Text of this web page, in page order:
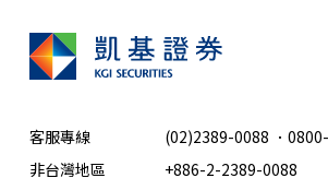
客服專線 (02)2389-0088 ．
非台灣地區
+886-2-2389-0088